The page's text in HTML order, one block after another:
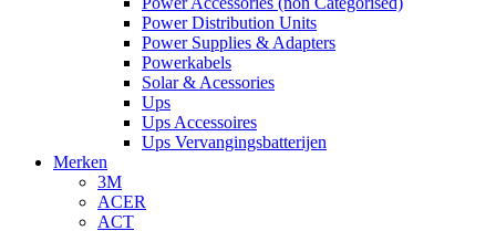
Power Distribution Units
Power Supplies & Adapters
Powerkabels
Solar & Acessories
Ups
Ups Accessoires
Ups Vervangingsbatterijen
Merken
3M
ACER
ACT